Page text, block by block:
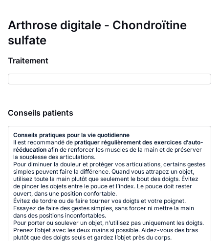
Arthrose digitale - Chondroïtine
sulfate
Traitement
Conseils patients
Conseils pratiques pour la vie quotidienne
Il est recommandé de pratiquer régulièrement des exercices d’auto-
rééducation afin de renforcer les muscles de la main et de préserver
la souplesse des articulations.
Pour diminuer la douleur et protéger vos articulations, certains gestes
simples peuvent faire la différence. Quand vous attrapez un objet,
utilisez toute la main plutôt que seulement le bout des doigts. Évitez
de pincer les objets entre le pouce et l’index. Le pouce doit rester
ouvert, dans une position confortable.
Évitez de tordre ou de faire tourner vos doigts et votre poignet.
Essayez de faire des gestes simples, sans forcer ni mettre la main
dans des positions inconfortables.
Pour porter ou soulever un objet, n’utilisez pas uniquement les doigts.
Prenez l’objet avec les deux mains si possible. Aidez-vous des bras
plutôt que des doigts seuls et gardez l’objet près du corps.